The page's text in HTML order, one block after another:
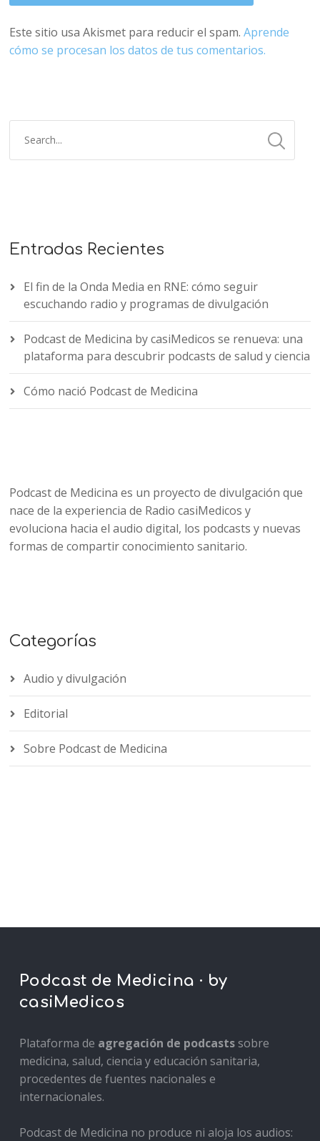
Este sitio usa Akismet para reducir el spam.Aprende
cómo se procesan los datos de tus comentarios.
Entradas Recientes
El fin de la Onda Media en RNE: cómo seguir
escuchando radio y programas de divulgación
Podcast de Medicina by casiMedicos se renueva: una
plataforma para descubrir podcasts de salud y ciencia
Cómo nació Podcast de Medicina
Podcast de Medicina es un proyecto de divulgación que
nace de la experiencia de Radio casiMedicos y
evoluciona hacia el audio digital, los podcasts y nuevas
formas de compartir conocimiento sanitario.
Categorías
Audio y divulgación
Editorial
Sobre Podcast de Medicina
Podcast de Medicina · by
casiMedicos
Plataforma de agregación de podcastssobre
medicina, salud, ciencia y educación sanitaria,
procedentes de fuentes nacionales e
internacionales.
Podcast de Medicina no produce ni aloja los audios: